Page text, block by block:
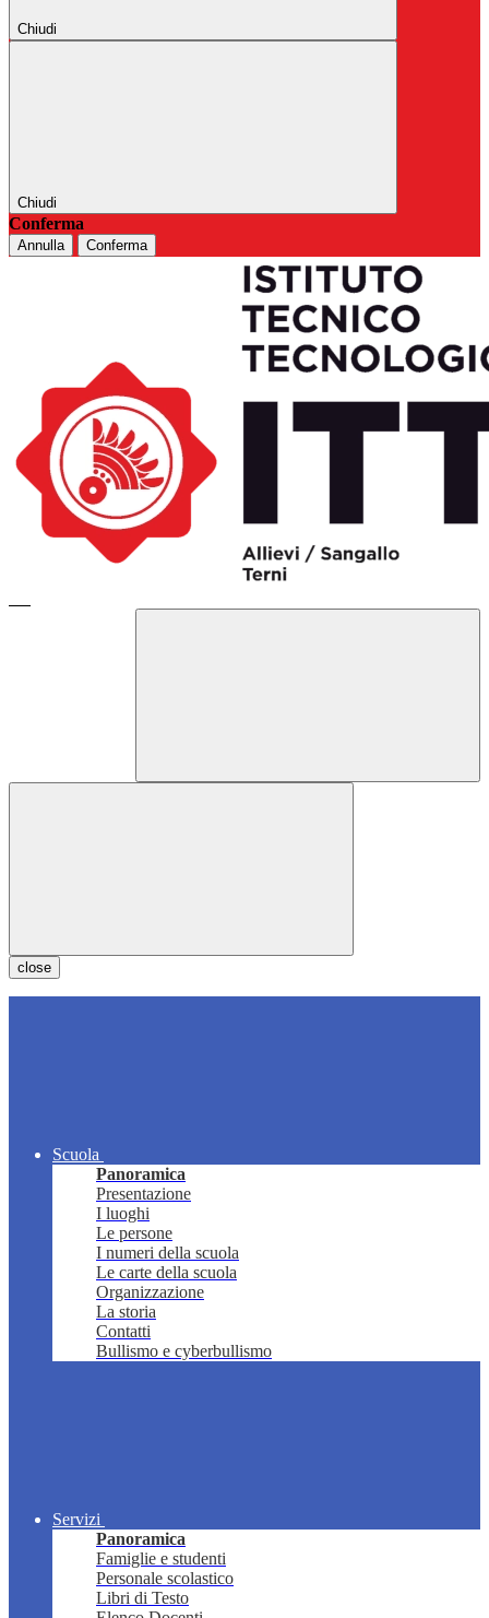
Chiudi
Chiudi
Conferma
Annulla Conferma
close
Scuola
Panoramica
Presentazione
I luoghi
Le persone
I numeri della scuola
Le carte della scuola
Organizzazione
La storia
Contatti
Bullismo e cyberbullismo
Servizi
Panoramica
Famiglie e studenti
Personale scolastico
Libri di Testo